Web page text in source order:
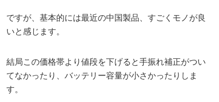
ですが、基本的には最近の中国製品、すごくモノが良
いと感じます。
結局この価格帯より値段を下げると手振れ補正がつい
てなかったり、バッテリー容量が小さかったりしま
す。